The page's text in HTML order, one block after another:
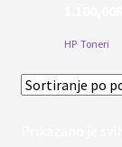
HP, Toneri